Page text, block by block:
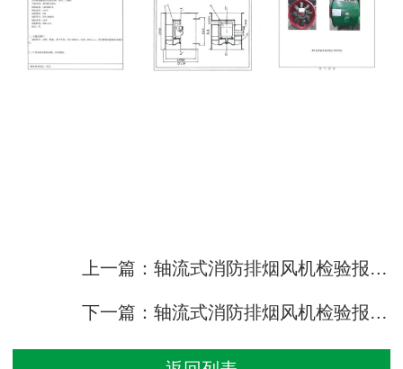
上一篇：轴流式消防排烟风机检验报告HTF-I-10
下一篇：轴流式消防排烟风机检验报告HTF-II-10